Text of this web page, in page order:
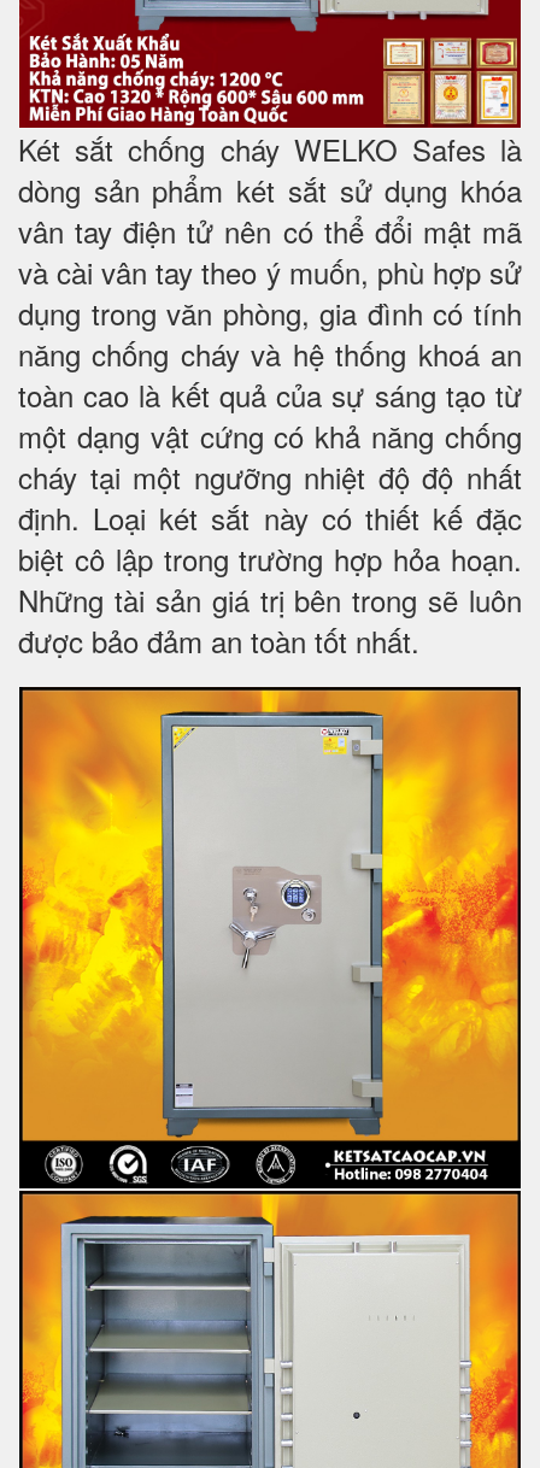
Két sắt chống cháy WELKO Safes là
dòng sản phẩm két sắt sử dụng khóa
vân tay điện tử nên có thể đổi mật mã
và cài vân tay theo ý muốn, phù hợp sử
dụng trong văn phòng, gia đình có tính
năng chống cháy và hệ thống khoá an
toàn cao là kết quả của sự sáng tạo từ
một dạng vật cứng có khả năng chống
cháy tại một ngưỡng nhiệt độ độ nhất
định. Loại két sắt này có thiết kế đặc
biệt cô lập trong trường hợp hỏa hoạn.
Những tài sản giá trị bên trong sẽ luôn
được bảo đảm an toàn tốt nhất.